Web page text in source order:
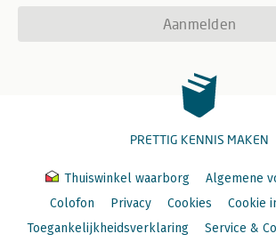
Aanmelden
PRETTIG KENNIS MAKEN
Thuiswinkel waarborg
Algemene
Colofon
Privacy Cookies
Cookie
Toegankelijkheidsverklaring
Service &